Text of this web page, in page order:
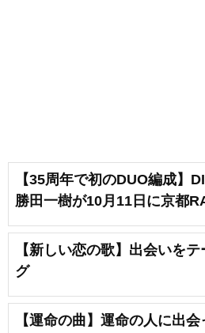
【35周年で初のDUO編成】
勝田一樹が10月11日に京都
【新しい恋の歌】出会いを
グ
【運命の曲】運命の人に出